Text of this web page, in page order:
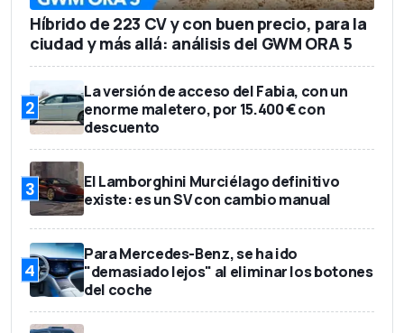
Híbrido de 223 CV y con buen precio, para la
ciudad y más allá: análisis del GWM ORA 5
2
La versión de acceso del Fabia, con un
enorme maletero, por 15.400 € con
descuento
3
El Lamborghini Murciélago definitivo
existe: es un SV con cambio manual
4
Para Mercedes-Benz, se ha ido
"demasiado lejos" al eliminar los botones
del coche